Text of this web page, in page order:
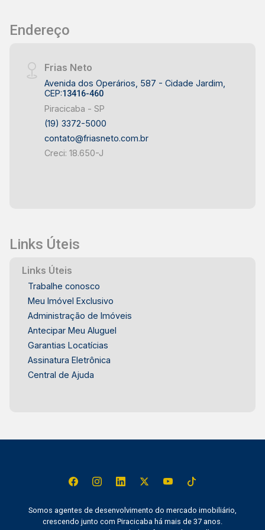
Endereço
Frias Neto
Avenida dos Operários, 587 - Cidade Jardim,
CEP:13416-460
Piracicaba - SP
(19) 3372-5000
contato@friasneto.com.br
Creci: 18.650-J
Links Úteis
Links Úteis
Trabalhe conosco
Meu Imóvel Exclusivo
Administração de Imóveis
Antecipar Meu Aluguel
Garantias Locatícias
Assinatura Eletrônica
Central de Ajuda
Somos agentes de desenvolvimento do mercado imobiliário,
crescendo junto com Piracicaba há mais de 37 anos.